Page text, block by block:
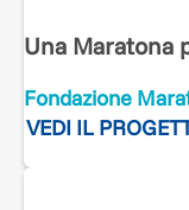
Una Maratona
Fondazione
VEDI IL